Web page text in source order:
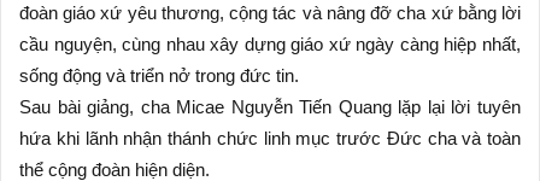
đoàn giáo xứ yêu thương, cộng tác và nâng đỡ cha xứ bằng lời
cầu nguyện, cùng nhau xây dựng giáo xứ ngày càng hiệp nhất,
sống động và triển nở trong đức tin.
Sau bài giảng, cha Micae Nguyễn Tiến Quang lặp lại lời tuyên
hứa khi lãnh nhận thánh chức linh mục trước Đức cha và toàn
thể cộng đoàn hiện diện.